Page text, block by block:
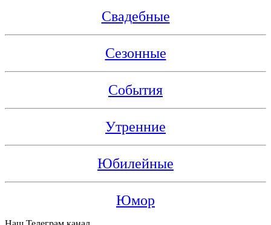
Свадебные
Сезонные
События
Утренние
Юбилейные
Юмор